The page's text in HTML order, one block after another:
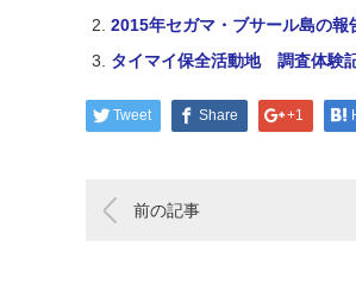
2015年セガマ・ブサール島の報
タイマイ保全活動地 調査体験
Tweet Share +1
前の記事